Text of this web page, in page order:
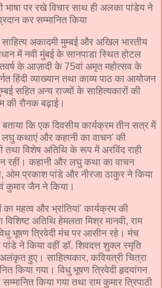
भाषा पर रखे विचार साथ ही अलका पांडेय ने
कर सम्मानित किया
साहित्य अकादमी मुम्बई और अखिल भारतीय
में नवी मुंबई के सानपाडा स्थित होटल
के आज़ादी के 75वां अमृत महोत्सव के
हिंदी व्याख्यान तथा काव्य पाठ का आयोजन
सहित अन्य राज्यों के साहित्यकारों की
की रौनक बढ़ाई।
कि एक दिवसीय कार्यक्रम तीन सत्र में
लघु कथाएं और कहानी का वाचन' की
तथा विशेष अतिथि के रूप में अरविंद राही
रहीं। कहानी और लघु कथा का वाचन
ओम प्रकाश पांडे और नीरजा ठाकुर ने किया
कुमार जैन ने किया।
महत्व और भ्रांतियां' कार्यक्रम की
विशिष्ट अतिथि हेमलता मिश्र मानवी, राम
भूषण त्रिवेदी मंच पर आसीन रहे। मंच
ने किया वहीं डॉ. शिवदत्त शुक्ल स्मृति
हुए। साहित्यकार, कवियत्री चित्रा
किया गया। विधु भूषण त्रिवेदी हृदयांगन
किया गया तथा राम कुमार त्रिपाठी